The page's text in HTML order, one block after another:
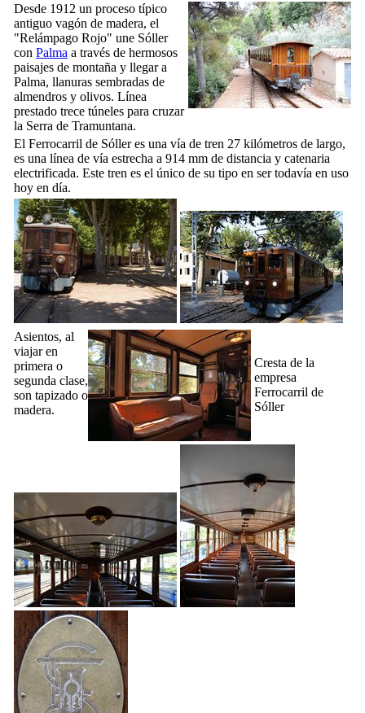
Desde 1912 un proceso típico
antiguo vagón de madera, el
"Relámpago Rojo" une Sóller
con Palma a través de hermosos
paisajes de montaña y llegar a
Palma, llanuras sembradas de
almendros y olivos. Línea
prestado trece túneles para cruzar
la Serra de Tramuntana.
El Ferrocarril de Sólleres una vía de tren 27 kilómetros de largo,
es una línea de vía estrecha a 914 mm de distancia y catenaria
electrificada. Este tren es el único de su tipo en ser todavía en uso
hoy en día.
Asientos, al
viajar en
primera o
segunda clase,
son tapizado o
madera.
Cresta de la
empresa
Ferrocarril de
Sóller